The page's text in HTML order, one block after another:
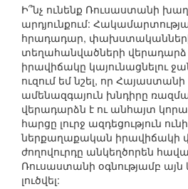
Ի՞նչ ունենք Ռուսաստանի
արդյունքում:
հրադադար,
տեղահանվածների վերադարձ
իրավիճակը կայունացնելու
ուզում եմ նշել, որ
ամենազգայուն խնդիրը
վերադարձն է ու անհայտ
հարցը լուրջ ազդեցություն
ներքաղաքական իրավիճակի
ժողովուրդը անկեղծորեն
Ռուսաստանի օգնությամբ
լուծվել: